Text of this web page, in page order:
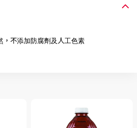
，不添加防腐劑及人工色素